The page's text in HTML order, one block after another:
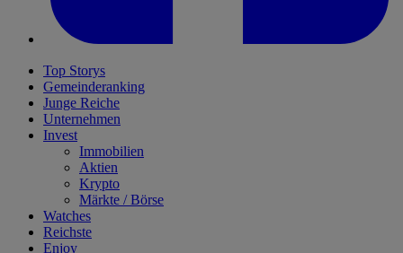
Top Storys
Gemeinderanking
Junge Reiche
Unternehmen
Invest
Immobilien
Aktien
Krypto
Märkte / Börse
Watches
Reichste
Enjoy